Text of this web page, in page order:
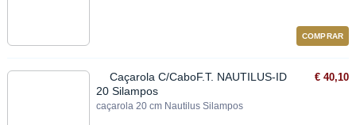
COMPRAR
Caçarola C/CaboF.T. NAUTILUS-ID
20 Silampos
caçarola 20 cm Nautilus Silampos
€ 40,10